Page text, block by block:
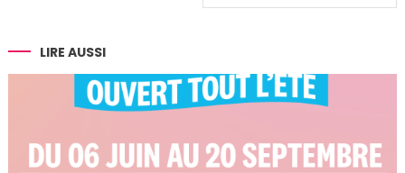
l’article
LIRE AUSSI